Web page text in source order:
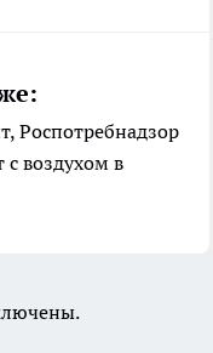
Роспотребнадзор
с воздухом в